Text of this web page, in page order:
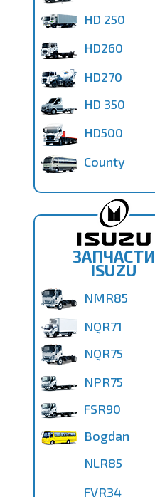
HD 250
HD260
HD270
HD 350
HD500
County
ЗАПЧАСТИ
ISUZU
NMR85
NQR71
NQR75
NPR75
FSR90
Bogdan
NLR85
FVR34